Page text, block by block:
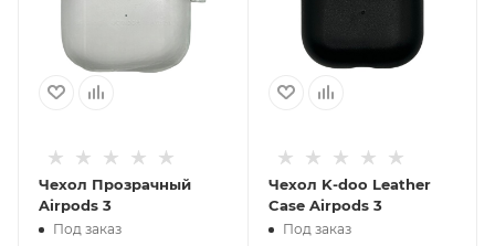
Чехол Прозрачный
Airpods 3
Под заказ
Чехол K-doo Leather
Case Airpods 3
Под заказ